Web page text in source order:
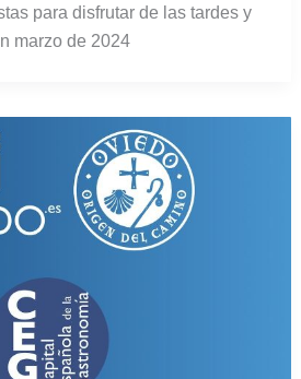
para disfrutar de las tardes y
marzo de 2024